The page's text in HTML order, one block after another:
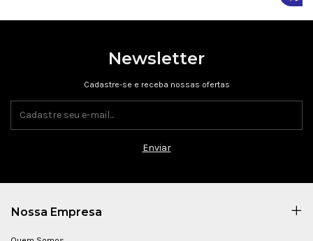
Newsletter
Cadastre-se e receba nossas ofertas
Nossa Empresa